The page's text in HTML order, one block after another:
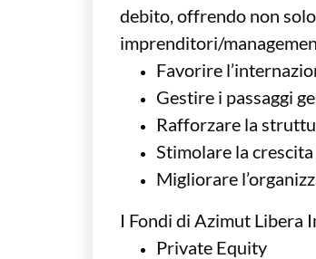
debito, offrendo non
imprenditori/
Favorire
Gestire i passaggi
Rafforzare la
Stimolare la
Migliorare
I Fondi di Azimut Libera
Private Equity